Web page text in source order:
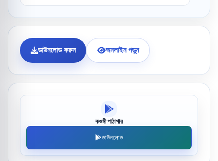
ডাউনলোড করুন অনলাইন পড়ুন
কওমী পাঠাগার
ডাউনলোড